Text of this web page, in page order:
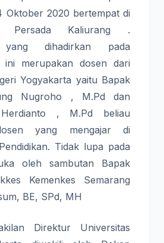
Oktober 2020 bertempat di
Persada Kaliurang .
yang dihadirkan pada
merupakan dosen dari
Yogyakarta yaitu Bapak
Nugroho , M.Pd dan
, M.Pd beliau
yang mengajar di
Tidak lupa pada
oleh sambutan Bapak
Kemenkes Semarang
BE, SPd, MH
Direktur Universitas